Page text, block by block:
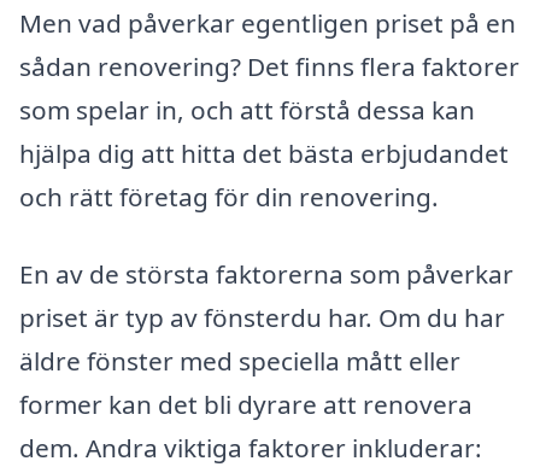
Men vad påverkar egentligen priset på en
sådan renovering? Det finns flera faktorer
som spelar in, och att förstå dessa kan
hjälpa dig att hitta det bästa erbjudandet
och rätt företag för din renovering.
En av de största faktorerna som påverkar
priset är typ av fönsterdu har. Om du har
äldre fönster med speciella mått eller
former kan det bli dyrare att renovera
dem. Andra viktiga faktorer inkluderar: